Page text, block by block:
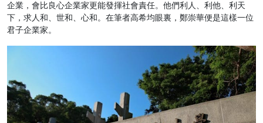
企業，會比良心企業家更能發揮社會責任。他們利人、利他、利天
下，求人和、世和、心和。在筆者高希均眼裏，鄭崇華便是這樣一位
君子企業家。